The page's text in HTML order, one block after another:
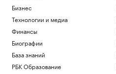
Бизнес
Технологии и медиа
Финансы
Биографии
База знаний
РБК Образование